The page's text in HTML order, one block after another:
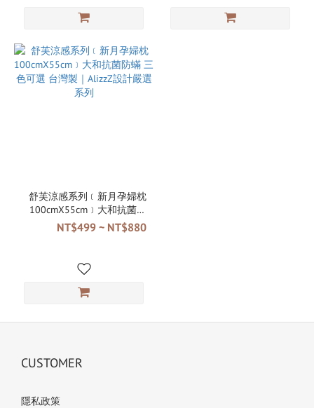
舒芙涼感系列﹝新月孕婦枕
100cmX55cm﹞大和抗菌防
蟎 三色可選 台灣製｜AlizzZ
設計嚴選系列
NT$499 ~ NT$880
CUSTOMER
隱私政策